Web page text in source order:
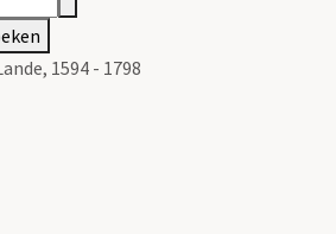
1594 - 1798